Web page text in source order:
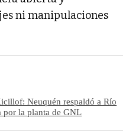
ni manipulaciones
Neuquén respaldó a Río
por la planta de GNL